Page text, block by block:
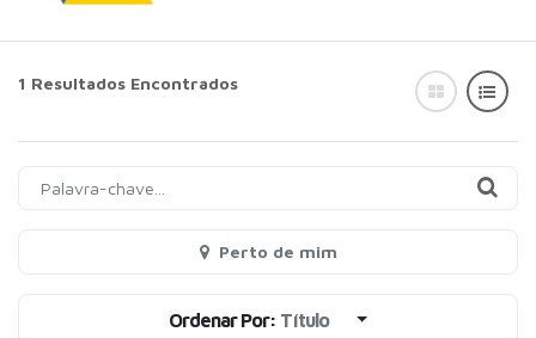
1 Resultados Encontrados
Perto de mim
Ordenar Por: Título